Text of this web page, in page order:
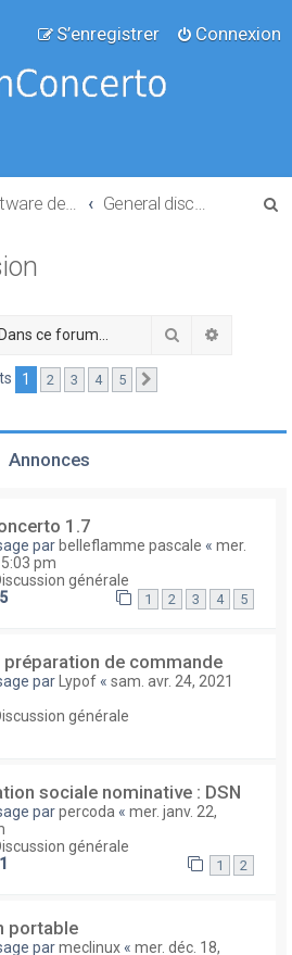
Connexion
S’enregistrer
Rechercher
1 2 3 4 5
Annonces
1.7
par belleflamme pascale « mer.
pm
générale
1 2 3 4 5
préparation de commande
par Lypof « sam. avr. 24, 2021
générale
sociale nominative : DSN
parpercoda « mer. janv. 22,
générale
1 2
portable
parmeclinux « mer. déc. 18,